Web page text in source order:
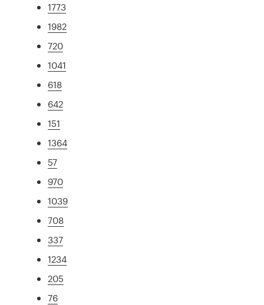
1773
1982
720
1041
618
642
151
1364
57
970
1039
708
337
1234
205
76